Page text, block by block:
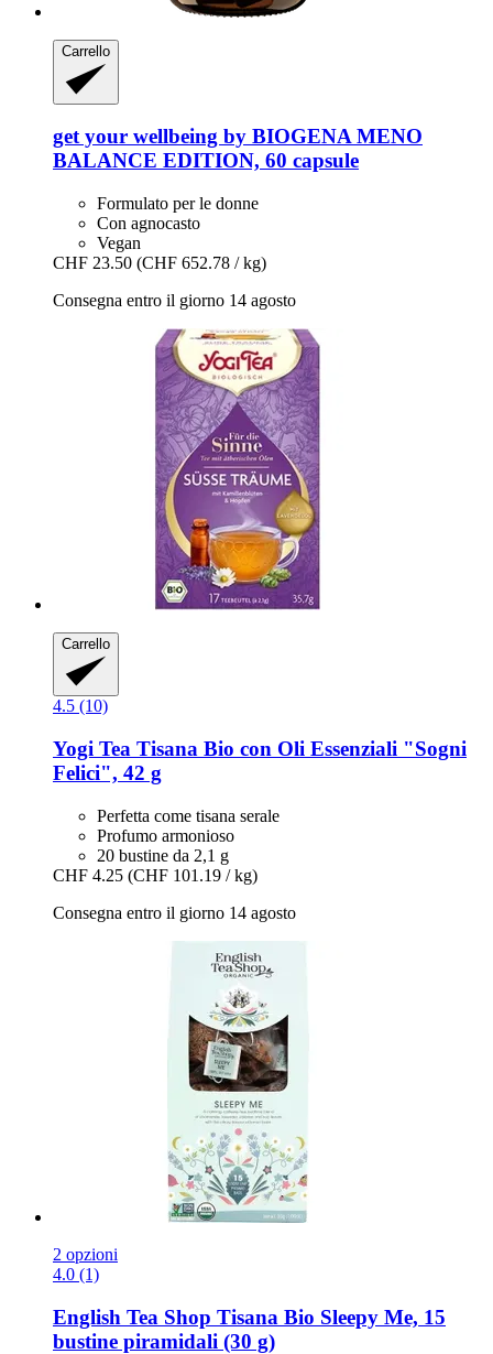
Carrello
get your wellbeing by BIOGENAMENO
BALANCE EDITION, 60 capsule
Formulato per le donne
Con agnocasto
Vegan
CHF 23.50 (CHF 652.78 / kg)
Consegna entro il giorno 14 agosto
Carrello
4.5 (10)
Yogi Tea Tisana Bio con Oli Essenziali "Sogni
Felici", 42 g
Perfetta come tisana serale
Profumo armonioso
20 bustine da 2,1 g
CHF 4.25 (CHF 101.19 / kg)
Consegna entro il giorno 14 agosto
2 opzioni
4.0 (1)
English Tea Shop Tisana Bio Sleepy Me, 15
bustine piramidali (30 g)